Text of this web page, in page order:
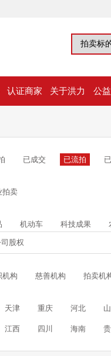
认证商家 关于洪力 公
已成交 已流拍
拍卖
机动车 科技成果
股权
机构 慈善机构 拍卖机
天津 重庆 河北
江西 四川 海南